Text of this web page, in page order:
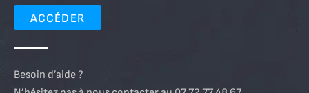
ACCÉDER
Besoin d’aide ?